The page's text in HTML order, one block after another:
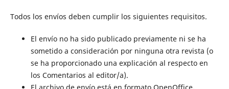
Todos los envíos deben cumplir los siguientes requisitos.
El envío no ha sido publicado previamente ni se ha
sometido a consideración por ninguna otra revista (o
se ha proporcionado una explicación al respecto en
los Comentarios al editor/a).